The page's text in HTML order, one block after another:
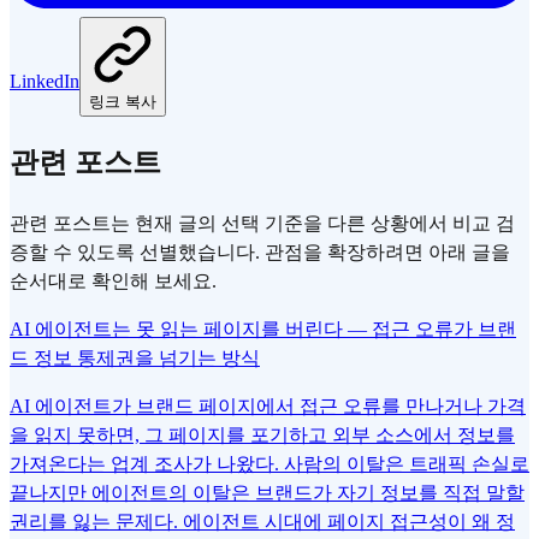
LinkedIn
링크 복사
관련 포스트
관련 포스트는 현재 글의 선택 기준을 다른 상황에서 비교 검
증할 수 있도록 선별했습니다. 관점을 확장하려면 아래 글을
순서대로 확인해 보세요.
AI 에이전트는 못 읽는 페이지를 버린다 — 접근 오류가 브랜
드 정보 통제권을 넘기는 방식
AI 에이전트가 브랜드 페이지에서 접근 오류를 만나거나 가격
을 읽지 못하면, 그 페이지를 포기하고 외부 소스에서 정보를
가져온다는 업계 조사가 나왔다. 사람의 이탈은 트래픽 손실로
끝나지만 에이전트의 이탈은 브랜드가 자기 정보를 직접 말할
권리를 잃는 문제다. 에이전트 시대에 페이지 접근성이 왜 정